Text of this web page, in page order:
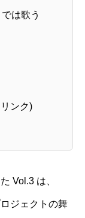
は歌う
ンク)
Vol.3 は、
ジェクトの舞